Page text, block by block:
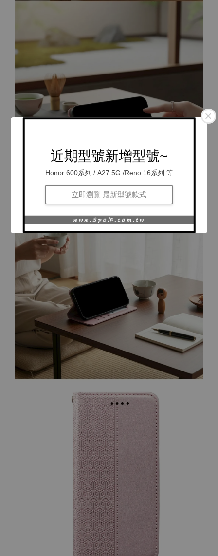
近期型號新增型號~
Honor 600系列 / A27 5G /Reno 16系列.等
立即瀏覽 最新型號款式